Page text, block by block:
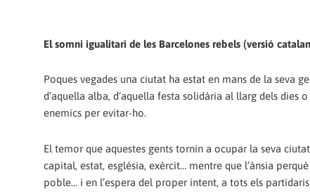
El somni igualitari de les Barcelones rebels (versió
Poques vegades una ciutat ha estat en mans de la seva
d’aquella alba, d’aquella festa solidària al llarg dels dies
enemics per evitar-ho.
El temor que aquestes gents tornin a ocupar la seva
capital, estat, església, exèrcit… mentre que l’ànsia
poble… i en l’espera del proper intent, a tots els